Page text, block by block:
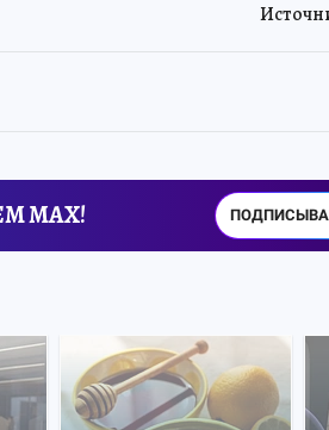
MAX!